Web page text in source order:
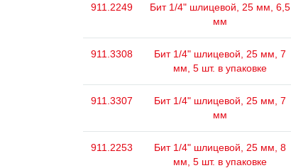
911.2249
Бит 1/4" шлицевой, 25 мм, 6,5
мм
911.3308
Бит 1/4" шлицевой, 25 мм, 7
мм, 5 шт. в упаковке
911.3307
Бит 1/4" шлицевой, 25 мм, 7
мм
911.2253
Бит 1/4" шлицевой, 25 мм, 8
мм, 5 шт. в упаковке